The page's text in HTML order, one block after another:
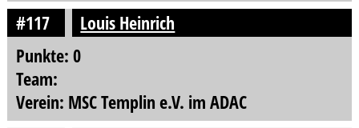
#117
Louis Heinrich
Punkte: 0
Team:
Verein: MSC Templin e.V. im ADAC